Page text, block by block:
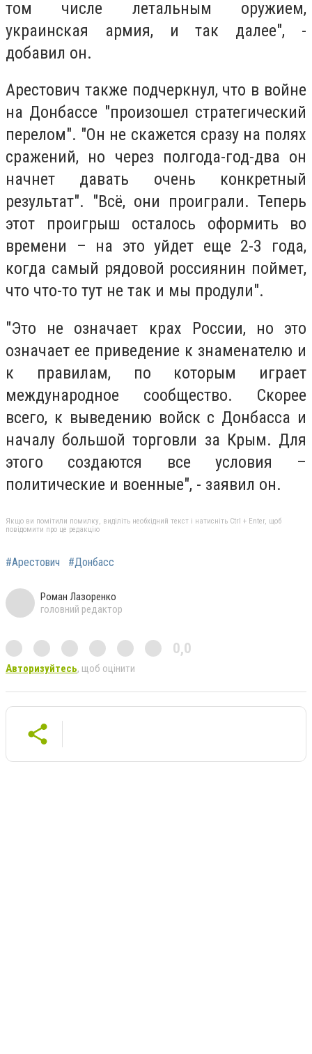
том числе летальным оружием,
украинская армия, и так далее", -
добавил он.
Арестович также подчеркнул, что в войне
на Донбассе "произошел стратегический
перелом". "Он не скажется сразу на полях
сражений, но через полгода-год-два он
начнет давать очень конкретный
результат". "Всё, они проиграли. Теперь
этот проигрыш осталось оформить во
времени – на это уйдет еще 2-3 года,
когда самый рядовой россиянин поймет,
что что-то тут не так и мы продули".
"Это не означает крах России, но это
означает ее приведение к знаменателю и
к правилам, по которым играет
международное сообщество. Скорее
всего, к выведению войск с Донбасса и
началу большой торговли за Крым. Для
этого создаются все условия –
политические и военные", - заявил он.
Якщо ви помітили помилку, виділіть необхідний текст і натисніть Ctrl + Enter, щоб
повідомити про це редакцію
#Арестович #Донбасс
Роман Лазоренко
головний редактор
0,0
Авторизуйтесь, щоб оцінити